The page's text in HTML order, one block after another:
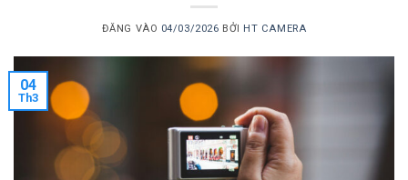
ĐĂNG VÀO 04/03/2026 BỞI HT CAMERA
04
Th3